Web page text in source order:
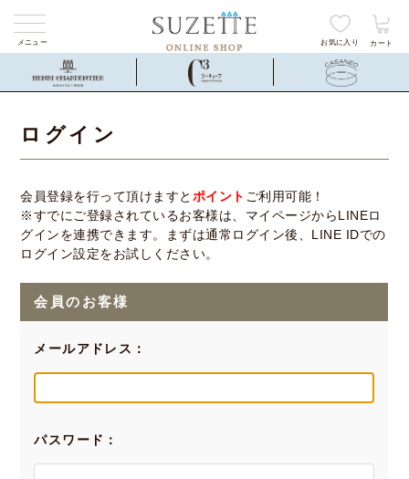
メニュー お気に入り カート
ログイン
会員登録を行って頂けますと ポイント ご利用可能！
※すでにご登録されているお客様は、マイページからLINEロ
グインを連携できます。まずは通常ログイン後、LINE IDでの
ログイン設定をお試しください。
会員のお客様
メールアドレス：
パスワード：